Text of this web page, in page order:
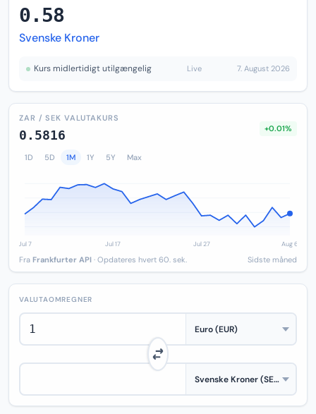
0.58
Svenske Kroner
Kurs midlertidigt utilgængelig Live 7. August 2026
ZAR / SEK VALUTAKURS
0.5816 +0.01%
1D 5D 1M 1Y 5Y Max
Fra Frankfurter API · Opdateres hvert 60. sek. Sidste måned
VALUTAOMREGNER